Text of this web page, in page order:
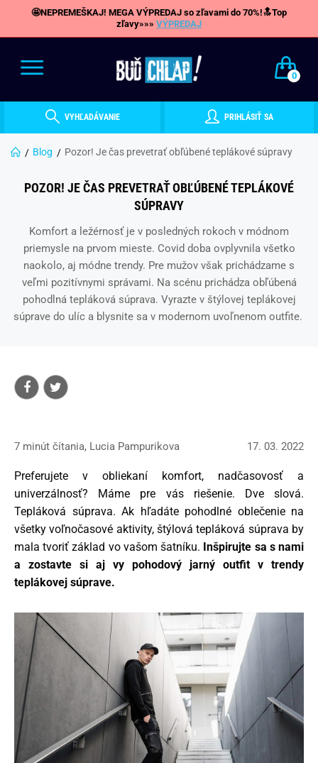
🤩NEPREMEŠKAJ! MEGA VÝPREDAJ so zľavami do 70%!🔝Top
zľavy»»» VÝPREDAJ
0
VYHĽADÁVANIE PRIHLÁSIŤ SA
Blog Pozor! Je čas prevetrať obľúbené teplákové súpravy
POZOR! JE ČAS PREVETRAŤ OBĽÚBENÉ TEPLÁKOVÉ
SÚPRAVY
Komfort a ležérnosť je v posledných rokoch v módnom
priemysle na prvom mieste. Covid doba ovplyvnila všetko
naokolo, aj módne trendy. Pre mužov však prichádzame s
veľmi pozitívnymi správami. Na scénu prichádza obľúbená
pohodlná tepláková súprava. Vyrazte v štýlovej teplákovej
súprave do ulíc a blysnite sa v modernom uvoľnenom outfite.
7 minút čítania, Lucia Pampurikova 17. 03. 2022
Preferujete v obliekaní komfort, nadčasovosť a
univerzálnosť? Máme pre vás riešenie. Dve slová.
Tepláková súprava. Ak hľadáte pohodlné oblečenie na
všetky voľnočasové aktivity, štýlová tepláková súprava by
mala tvoriť základ vo vašom šatníku. Inšpirujte sa s nami
a zostavte si aj vy pohodový jarný outfit v trendy
teplákovej súprave.